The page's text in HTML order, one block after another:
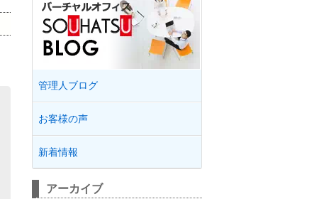
管理人ブログ
お客様の声
新着情報
アーカイブ